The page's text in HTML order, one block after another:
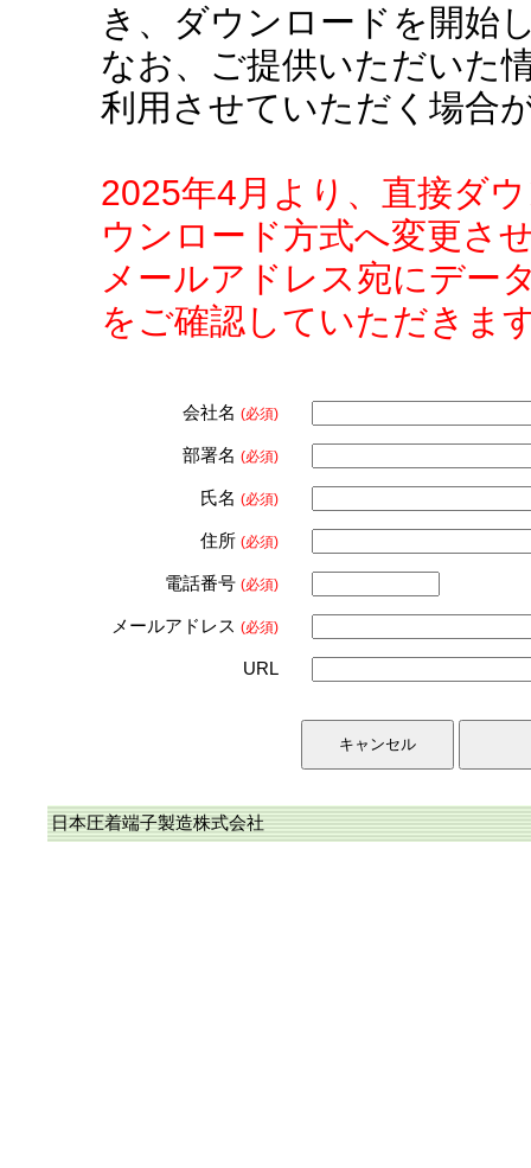
き、ダウンロードを開始
なお、ご提供いただいた
利用させていただく場合
2025年4月より、直接ダ
ウンロード方式へ変更さ
メールアドレス宛にデー
をご確認していただきま
会社名 (必須)
部署名 (必須)
氏名 (必須)
住所 (必須)
電話番号 (必須)
メールアドレス (必須)
URL
日本圧着端子製造株式会社